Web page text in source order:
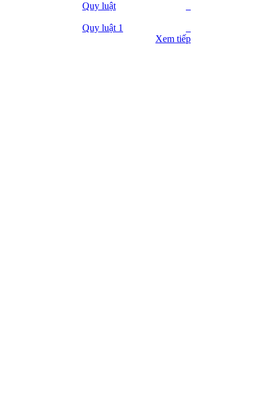
Quy luật
Quy luật 1
Xem tiếp